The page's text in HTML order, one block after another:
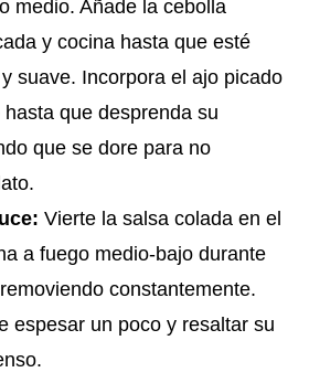
medio. Añade la cebolla
y cocina hasta que esté
suave. Incorpora el ajo picado
que desprenda su
que se dore para no
Vierte la salsa colada en el
a fuego medio-bajo durante
constantemente.
espesar un poco y resaltar su